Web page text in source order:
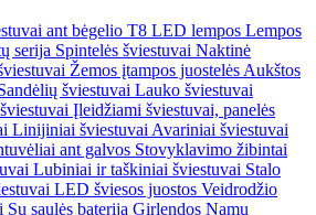
ant bėgelio T8 LED lempos Lempos
serija Spintelės šviestuvai Naktinė
Žemos įtampos juostelės Aukštos
šviestuvai Lauko šviestuvai
Įleidžiami šviestuvai, panelės
Linijiniai šviestuvai Avariniai šviestuvai
ant galvos Stovyklavimo žibintai
Lubiniai ir taškiniai šviestuvai Stalo
LED šviesos juostos Veidrodžio
Su saulės baterija Girlendos Namų